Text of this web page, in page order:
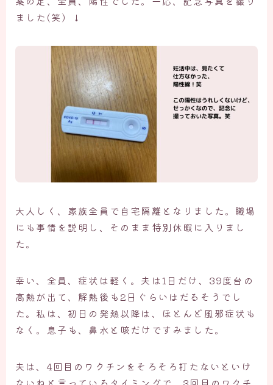
ました(笑）↓
大人しく、家族全員で自宅隔離となりました。職場
にも事情を説明し、そのまま特別休暇に入りまし
た。
幸い、全員、症状は軽く。夫は1日だけ、39度台の
高熱が出て、解熱後も2日ぐらいはだるそうでし
た。私は、初日の発熱以降は、ほとんど風邪症状も
なく。息子も、鼻水と咳だけですみました。
夫は、4回目のワクチンをそろそろ打たないといけ